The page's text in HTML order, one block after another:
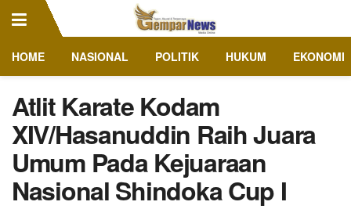
HOME NASIONAL POLITIK HUKUM EKONOMI
Atlit Karate Kodam
XIV/Hasanuddin Raih Juara
Umum Pada Kejuaraan
Nasional Shindoka Cup I